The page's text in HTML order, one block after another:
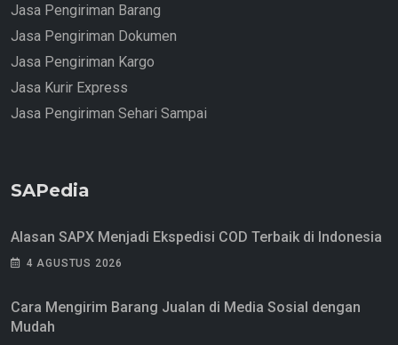
Jasa Pengiriman Barang
Jasa Pengiriman Dokumen
Jasa Pengiriman Kargo
Jasa Kurir Express
Jasa Pengiriman Sehari Sampai
SAPedia
Alasan SAPX Menjadi Ekspedisi COD Terbaik di Indonesia
4 AGUSTUS 2026
Cara Mengirim Barang Jualan di Media Sosial dengan
Mudah